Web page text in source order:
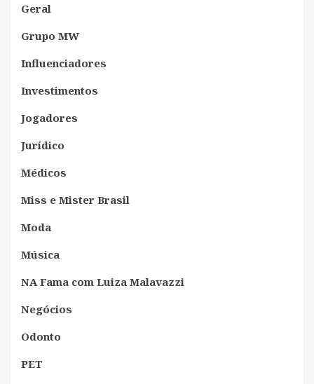
Geral
Grupo MW
Influenciadores
Investimentos
Jogadores
Jurídico
Médicos
Miss e Mister Brasil
Moda
Música
NA Fama com Luiza Malavazzi
Negócios
Odonto
PET